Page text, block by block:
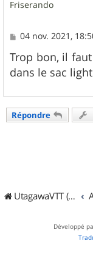
Friserando
M
s
s
a
e
04 nov. 2021,
Trop bon, il
dans le sac light
Répondre
UtagawaVTT (Randos VTT et VTTAE avec traces GPS)
Développé